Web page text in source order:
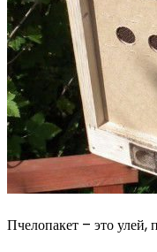
Пчелопакет – это улей,